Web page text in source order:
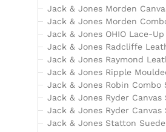
Jack & Jones Morden
Jack & Jones Morden
Jack & Jones OHIO Lace-
Jack & Jones Radcliffe
Jack & Jones Raymond
Jack & Jones Ripple
Jack & Jones Robin Combo
Jack & Jones Ryder
Jack & Jones Ryder Canvas
Jack & Jones Statton